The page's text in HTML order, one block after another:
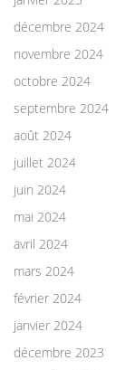
décembre 2024
novembre 2024
octobre 2024
septembre 2024
août 2024
juillet 2024
juin 2024
mai 2024
avril 2024
mars 2024
février 2024
janvier 2024
décembre 2023